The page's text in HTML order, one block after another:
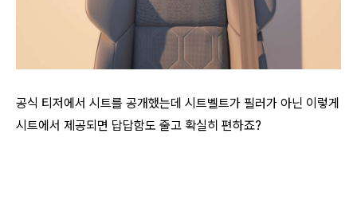
공식 티저에서 시트를 공개했는데 시트벨트가 필러가 아닌 이렇게
시트에서 제공되면 답답함도 줄고 확실히 편하죠?